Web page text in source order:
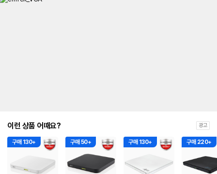
이런 상품 어때요? 광고
구매 130+ 구매 50+ 구매 130+ 구매 220+